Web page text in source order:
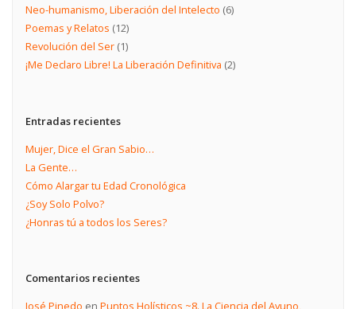
Neo-humanismo, Liberación del Intelecto (6)
Poemas y Relatos (12)
Revolución del Ser(1)
¡Me Declaro Libre! La Liberación Definitiva (2)
Entradas recientes
Mujer, Dice el Gran Sabio…
La Gente…
Cómo Alargar tu Edad Cronológica
¿Soy Solo Polvo?
¿Honras tú a todos los Seres?
Comentarios recientes
José Pinedo en Puntos Holísticos ~8. La Ciencia del Ayuno,